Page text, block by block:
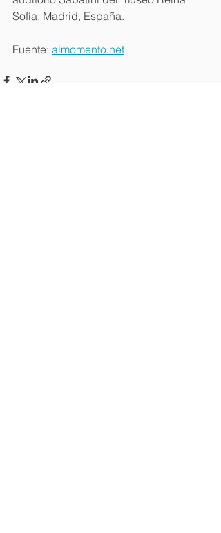
Sofía, Madrid, España.
Fuente: almomento.net